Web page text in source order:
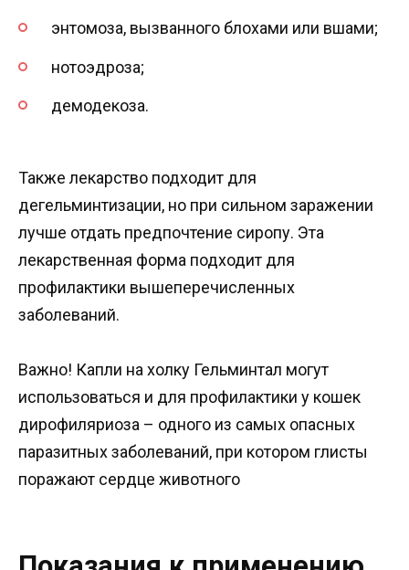
энтомоза, вызванного блохами или вшами;
нотоэдроза;
демодекоза.
Также лекарство подходит для
дегельминтизации, но при сильном заражении
лучше отдать предпочтение сиропу. Эта
лекарственная форма подходит для
профилактики вышеперечисленных
заболеваний.
Важно! Капли на холку Гельминтал могут
использоваться и для профилактики у кошек
дирофиляриоза – одного из самых опасных
паразитных заболеваний, при котором глисты
поражают сердце животного